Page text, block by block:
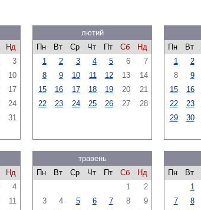
Нд
3
10
17
24
31
лютий
Пн
Вт Ср Чт Пт Сб
Нд
1
2 3 4 5 6
7
8
9 10 11 12 13
14
15
16 17 18 19 20
21
22
23 24 25 26 27 28
Пн
Вт
1
2
8
9
15
16
22
23
29
30
Нд
4
11
травень
Пн
Вт Ср Чт Пт Сб
Нд
1
2
3
4 5 6 7 8
9
Пн
Вт
1
7
8